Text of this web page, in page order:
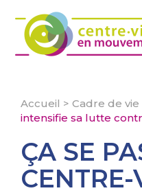
Accueil > Cadre de
intensifie sa lutte
ÇA SE
CENTRE-